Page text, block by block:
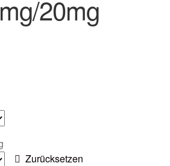
20mg
Zurücksetzen